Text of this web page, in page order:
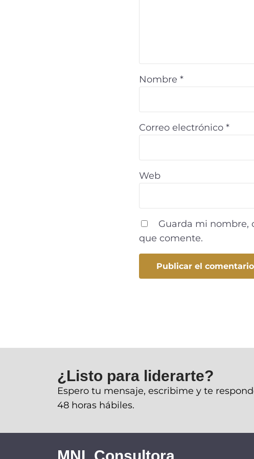
Nombre *
Correo electrónico *
Web
Guarda mi nombre,
que comente.
¿Listo para liderarte?
Espero tu mensaje, escribime y te
48 horas hábiles.